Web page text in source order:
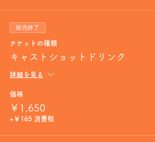
販売終了
チケットの種類
キャストショットドリンク
詳細を見る
価格
￥1,650
+￥165 消費税